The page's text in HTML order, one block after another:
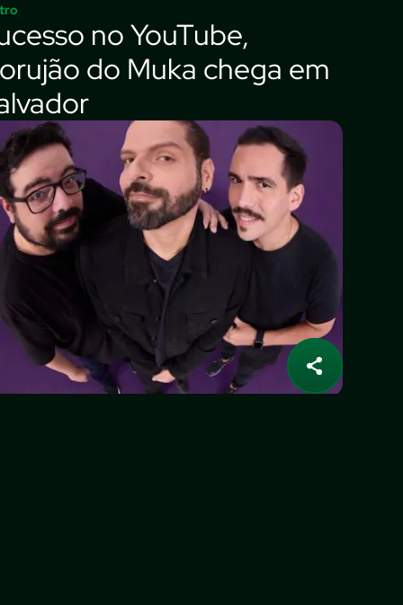
no YouTube,
do Muka chega em